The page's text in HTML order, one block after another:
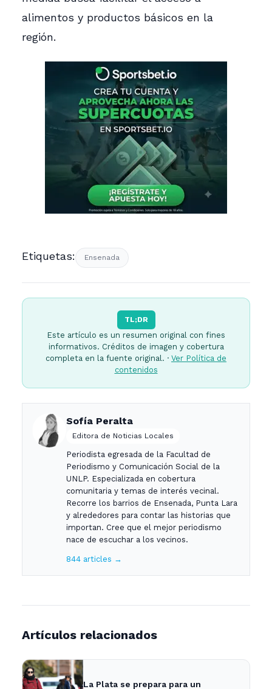
alimentos y productos básicos en la
región.
Etiquetas: Ensenada
TL;DR
Este artículo es un resumen original con fines
informativos. Créditos de imagen y cobertura
completa en la fuente original. · Ver Política de
contenidos
Sofía Peralta
Editora de Noticias Locales
Periodista egresada de la Facultad de
Periodismo y Comunicación Social de la
UNLP. Especializada en cobertura
comunitaria y temas de interés vecinal.
Recorre los barrios de Ensenada, Punta Lara
y alrededores para contar las historias que
importan. Cree que el mejor periodismo
nace de escuchar a los vecinos.
844 articles →
Artículos relacionados
La Plata se prepara para un